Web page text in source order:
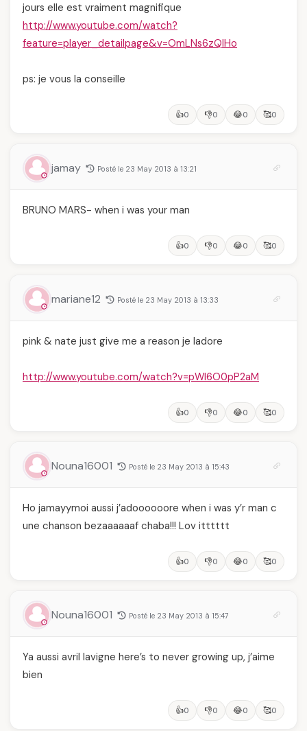
jours elle est vraiment magnifique
http://www.youtube.com/watch?
feature=player_detailpage&v=OmLNs6zQIHo
ps: je vous la conseille
👍0 👎0 😂0 🥰0
jamay Posté le 23 May 2013 à 13:21
BRUNO MARS- when i was your man
👍0 👎0 😂0 🥰0
mariane12 Posté le 23 May 2013 à 13:33
pink & nate just give me a reason je ladore
http://www.youtube.com/watch?v=pWI6O0pP2aM
👍0 👎0 😂0 🥰0
Nouna16001 Posté le 23 May 2013 à 15:43
Ho jamayymoi aussi j’adoooooore when i was y’r man c
une chanson bezaaaaaaf chaba!!! Lov itttttt
👍0 👎0 😂0 🥰0
Nouna16001 Posté le 23 May 2013 à 15:47
Ya aussi avril lavigne here’s to never growing up, j’aime
bien
👍0 👎0 😂0 🥰0